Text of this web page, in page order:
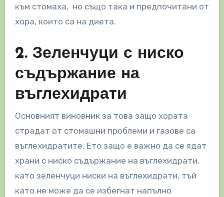
към стомаха, но също така и предпочитани от
хора, които са на диета.
2. Зеленчуци с ниско
съдържание на
въглехидрати
Основният виновник за това защо хората
страдат от стомашни проблеми и газове са
въглехидратите. Ето защо е важно да се ядат
храни с ниско съдържание на въглехидрати,
като зеленчуци ниски на въглехидрати, тъй
като не може да се избегнат напълно